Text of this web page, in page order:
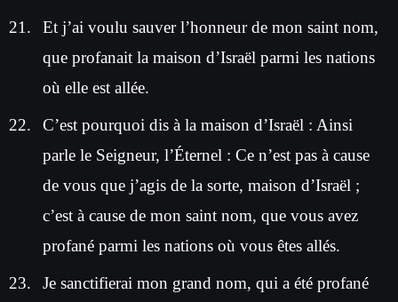
Et j’ai voulu sauver l’honneur de mon saint nom,
que profanait la maison d’Israël parmi les nations
où elle est allée.
C’est pourquoi dis à la maison d’Israël : Ainsi
parle le Seigneur, l’Éternel : Ce n’est pas à cause
de vous que j’agis de la sorte, maison d’Israël ;
c’est à cause de mon saint nom, que vous avez
profané parmi les nations où vous êtes allés.
Je sanctifierai mon grand nom, qui a été profané